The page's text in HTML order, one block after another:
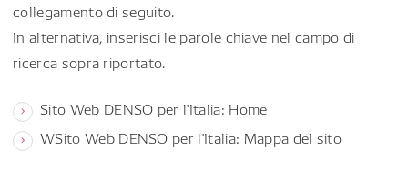
collegamento di seguito.
In alternativa, inserisci le parole chiave nel campo di
ricerca sopra riportato.
Sito Web DENSO per l'Italia: Home
WSito Web DENSO per l'Italia: Mappa del sito